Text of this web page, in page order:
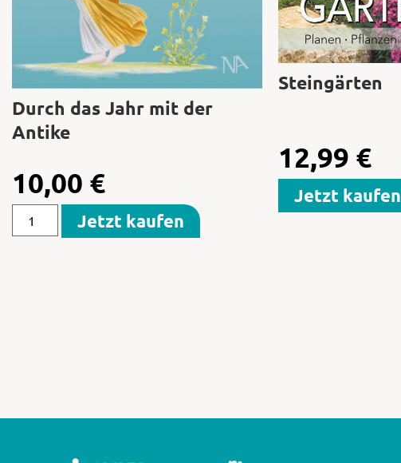
Durch das Jahr mit der
Antike
10,00 €
Jetzt kaufen
Steingärten
12,99 €
Jetzt kaufen